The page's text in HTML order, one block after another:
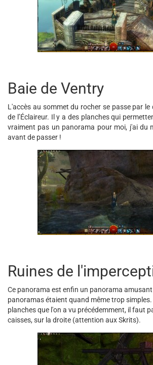
Baie de Ventry
L'accès au sommet du rocher se passe par
de l’Éclaireur. Il y a des planches qui
vraiment pas un panorama pour moi, j'ai du
avant de passer !
Ruines de
Ce panorama est enfin un panorama
panoramas étaient quand même trop
planches que l'on a vu précédemment, il faut
caisses, sur la droite (attention aux Skrits).